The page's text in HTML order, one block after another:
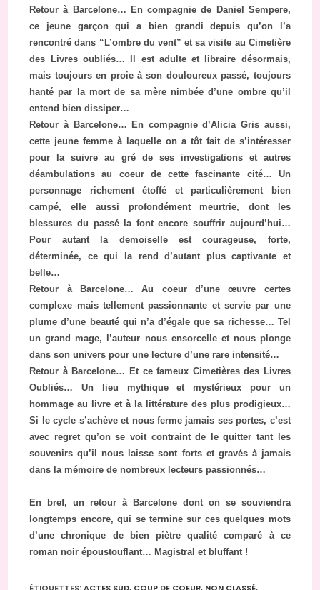
Retour à Barcelone… En compagnie de Daniel Sempere,
ce jeune garçon qui a bien grandi depuis qu’on l’a
rencontré dans “L’ombre du vent” et sa visite au Cimetière
des Livres oubliés… Il est adulte et libraire désormais,
mais toujours en proie à son douloureux passé, toujours
hanté par la mort de sa mère nimbée d’une ombre qu’il
entend bien dissiper…
Retour à Barcelone… En compagnie d’Alicia Gris aussi,
cette jeune femme à laquelle on a tôt fait de s’intéresser
pour la suivre au gré de ses investigations et autres
déambulations au coeur de cette fascinante cité… Un
personnage richement étoffé et particulièrement bien
campé, elle aussi profondément meurtrie, dont les
blessures du passé la font encore souffrir aujourd’hui…
Pour autant la demoiselle est courageuse, forte,
déterminée, ce qui la rend d’autant plus captivante et
belle…
Retour à Barcelone… Au coeur d’une œuvre certes
complexe mais tellement passionnante et servie par une
plume d’une beauté qui n’a d’égale que sa richesse… Tel
un grand mage, l’auteur nous ensorcelle et nous plonge
dans son univers pour une lecture d’une rare intensité…
Retour à Barcelone… Et ce fameux Cimetières des Livres
Oubliés… Un lieu mythique et mystérieux pour un
hommage au livre et à la littérature des plus prodigieux…
Si le cycle s’achève et nous ferme jamais ses portes, c’est
avec regret qu’on se voit contraint de le quitter tant les
souvenirs qu’il nous laisse sont forts et gravés à jamais
dans la mémoire de nombreux lecteurs passionnés…
En bref, un retour à Barcelone dont on se souviendra
longtemps encore, qui se termine sur ces quelques mots
d’une chronique de bien piètre qualité comparé à ce
roman noir époustouflant… Magistral et bluffant !